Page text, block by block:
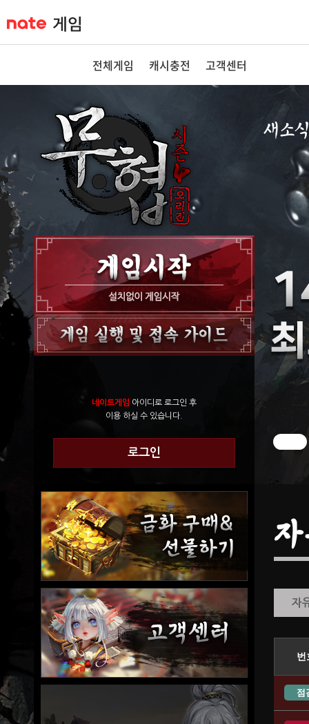
전체게임 캐시충전 고객센터
새소
공지사항
이벤트
GM노트
GM TIP
네이트게임 아이디로 로그인 후
이용 하실 수 있습니다.
로그인
자
번
점